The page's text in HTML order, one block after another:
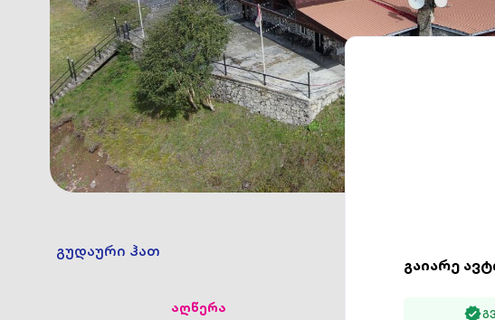
გუდაური ჰათ
აღწერა